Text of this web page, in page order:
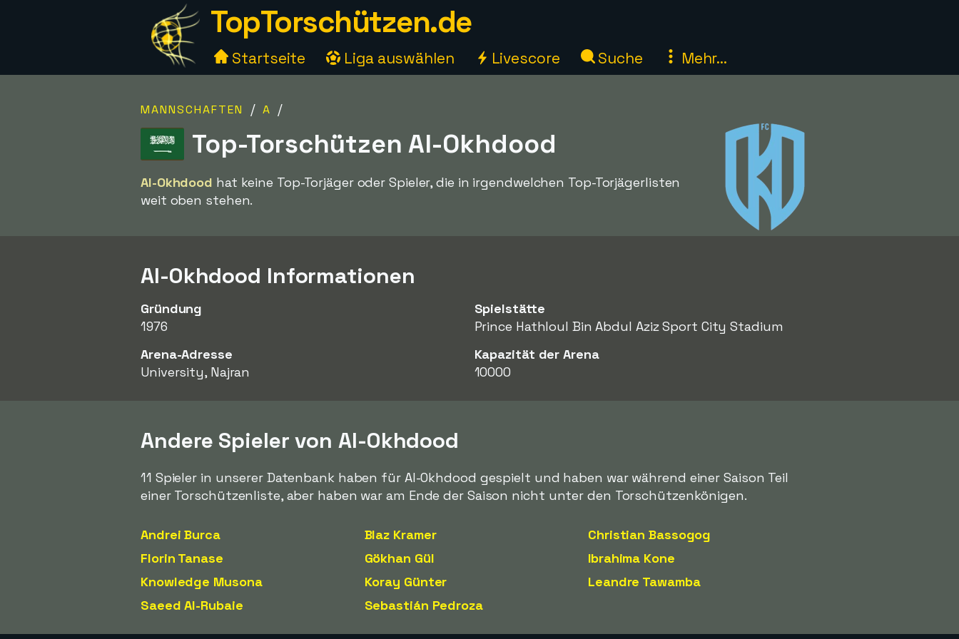
TopTorschützen.de
Startseite Liga auswählen Livescore Suche Mehr...
MANNSCHAFTEN / A /
Top-Torschützen Al-Okhdood
Al-Okhdood hat keine Top-Torjäger oder Spieler, die in irgendwelchen Top-Torjägerlisten
weit oben stehen.
Al-Okhdood Informationen
Gründung
1976
Spielstätte
Prince Hathloul Bin Abdul Aziz Sport City Stadium
Arena-Adresse
University, Najran
Kapazität der Arena
10000
Andere Spieler von Al-Okhdood
11 Spieler in unserer Datenbank haben für Al-Okhdood gespielt und haben war während einer Saison Teil
einer Torschützenliste, aber haben war am Ende der Saison nicht unter den Torschützenkönigen.
Andrei Burca Blaz Kramer
Christian Bassogog
Florin Tanase
Gökhan Gül
Ibrahima Kone
Knowledge Musona
Koray Günter
Leandre Tawamba
Saeed Al-Rubaie
Sebastián Pedroza